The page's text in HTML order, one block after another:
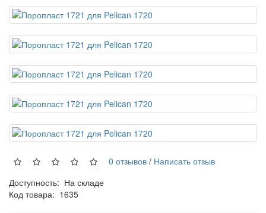
0 отзывов / Написать отзыв
Доступность: На складе
Код товара: 1635